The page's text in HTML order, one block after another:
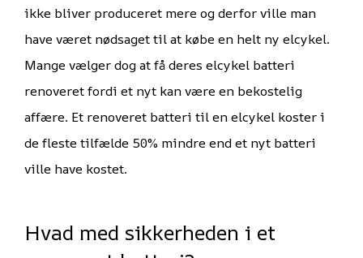
ikke bliver produceret mere og derfor ville man
have været nødsaget til at købe en helt ny elcykel.
Mange vælger dog at få deres elcykel batteri
renoveret fordi et nyt kan være en bekostelig
affære. Et renoveret batteri til en elcykel koster i
de fleste tilfælde 50% mindre end et nyt batteri
ville have kostet.
Hvad med sikkerheden i et